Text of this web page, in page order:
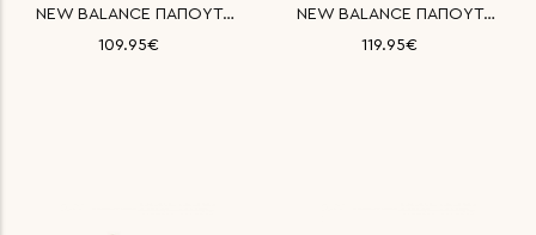
NEW BALANCE ΠΑΠΟΥΤΣΙ CLASSICS
109.95€
NEW BALANCE ΠΑΠΟΥΤΣΙ CLASSICS
119.95€